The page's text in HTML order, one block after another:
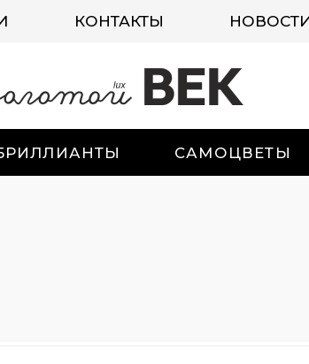
КОНТАКТЫ
САМОЦВЕТЫ